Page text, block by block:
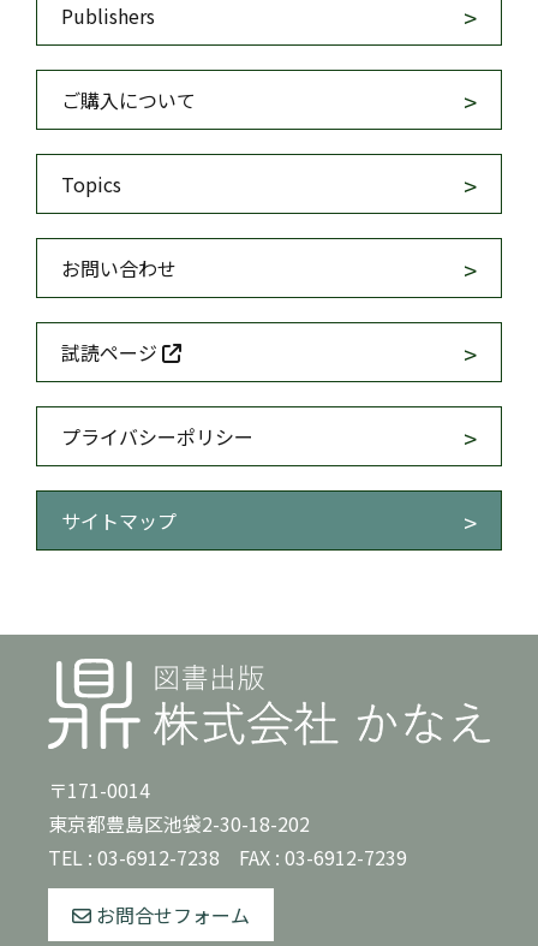
Publishers
ご購入について
Topics
お問い合わせ
試読ページ
プライバシーポリシー
サイトマップ
〒171-0014
東京都豊島区池袋2-30-18-202
TEL : 03-6912-7238 FAX : 03-6912-7239
お問合せフォーム